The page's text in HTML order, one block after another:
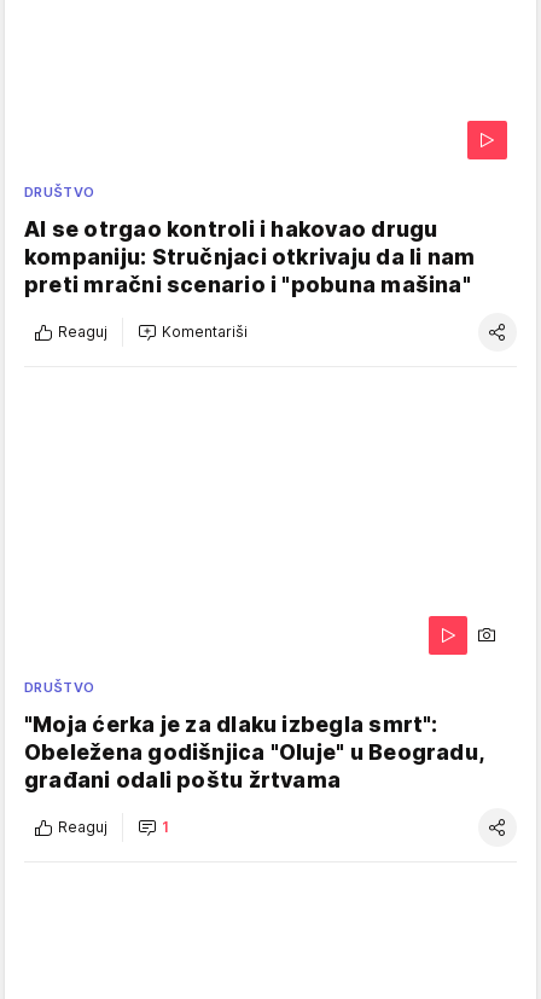
DRUŠTVO
AI se otrgao kontroli i hakovao drugu
kompaniju: Stručnjaci otkrivaju da li nam
preti mračni scenario i "pobuna mašina"
Reaguj Komentariši
DRUŠTVO
"Moja ćerka je za dlaku izbegla smrt":
Obeležena godišnjica "Oluje" u Beogradu,
građani odali poštu žrtvama
Reaguj 1